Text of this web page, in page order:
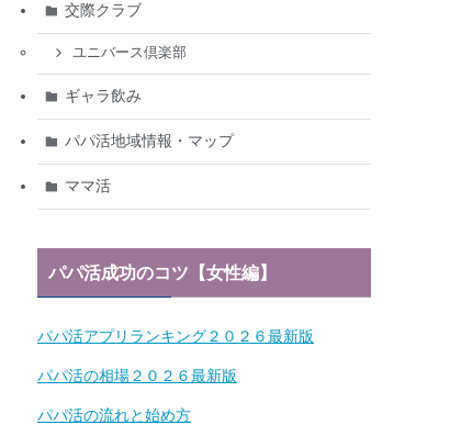
交際クラブ
ユニバース倶楽部
ギャラ飲み
パパ活地域情報・マップ
ママ活
パパ活成功のコツ【女性編】
パパ活アプリランキング２０２６最新版
パパ活の相場２０２６最新版
パパ活の流れと始め方